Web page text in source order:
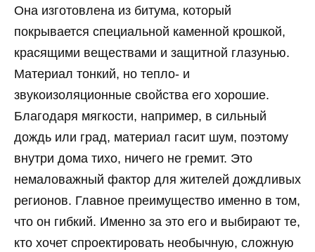
Она изготовлена из битума, который
покрывается специальной каменной крошкой,
красящими веществами и защитной глазунью.
Материал тонкий, но тепло- и
звукоизоляционные свойства его хорошие.
Благодаря мягкости, например, в сильный
дождь или град, материал гасит шум, поэтому
внутри дома тихо, ничего не гремит. Это
немаловажный фактор для жителей дождливых
регионов. Главное преимущество именно в том,
что он гибкий. Именно за это его и выбирают те,
кто хочет спроектировать необычную, сложную